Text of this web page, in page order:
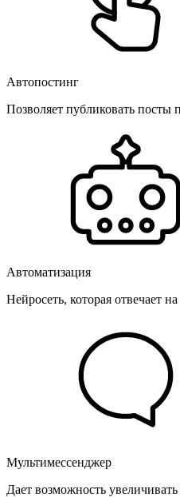
Автопостинг
Позволяет публиковать посты
Автоматизация
Нейросеть, которая отвечает
Мультимессенджер
Дает возможность